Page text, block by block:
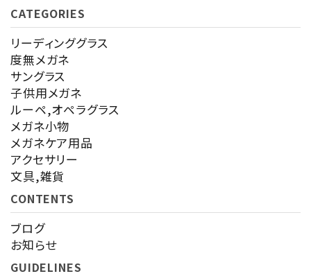
CATEGORIES
リーディンググラス
度無メガネ
サングラス
子供用メガネ
ルーペ,オペラグラス
メガネ小物
メガネケア用品
アクセサリー
文具,雑貨
CONTENTS
ブログ
お知らせ
GUIDELINES